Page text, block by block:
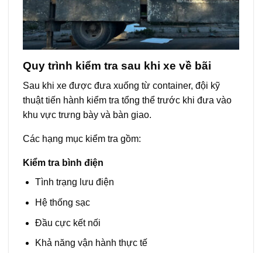
Quy trình kiểm tra sau khi xe về bãi
Sau khi xe được đưa xuống từ container, đội kỹ
thuật tiến hành kiểm tra tổng thể trước khi đưa vào
khu vực trưng bày và bàn giao.
Các hạng mục kiểm tra gồm:
Kiểm tra bình điện
Tình trạng lưu điện
Hệ thống sạc
Đầu cực kết nối
Khả năng vận hành thực tế